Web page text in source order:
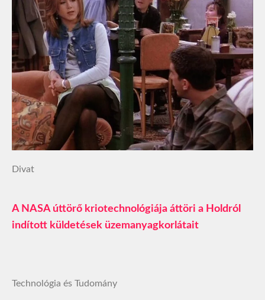
Divat
A NASA úttörő kriotechnológiája áttöri a Holdról
indított küldetések üzemanyagkorlátait
Technológia és Tudomány